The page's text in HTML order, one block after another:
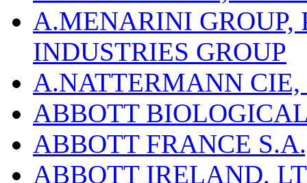
A.MENARINI
INDUSTRIES GROUP
A.NATTERMANN
ABBOTT
ABBOTT FRANCE
ABBOTT IRELAND,